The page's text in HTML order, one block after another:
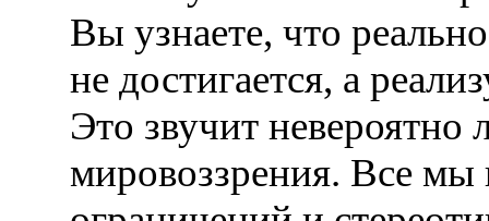
Вы узнаете, что
не достигается, а
Это звучит
мировоззрения. Все